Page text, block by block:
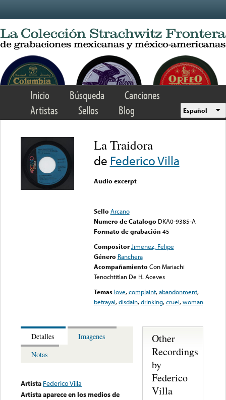
Inicio Búsqueda
Canciones
Artistas
Sellos Blog Español
La Traidora
de Federico Villa
Audio excerpt
Sello Arcano
Numero de Catalogo DKA0-9385-A
Formato de grabación 45
Compositor Jimenez, Felipe
Género Ranchera
Acompañamiento Con Mariachi
Tenochtitlan De H. Aceves
Temas love,complaint,abandonment,
betrayal,disdain,drinking,cruel,woman
Detalles
Imagenes
Notas
Artista Federico Villa
Artista aparece en los medios de
Other
Recordings
by
Federico
Villa